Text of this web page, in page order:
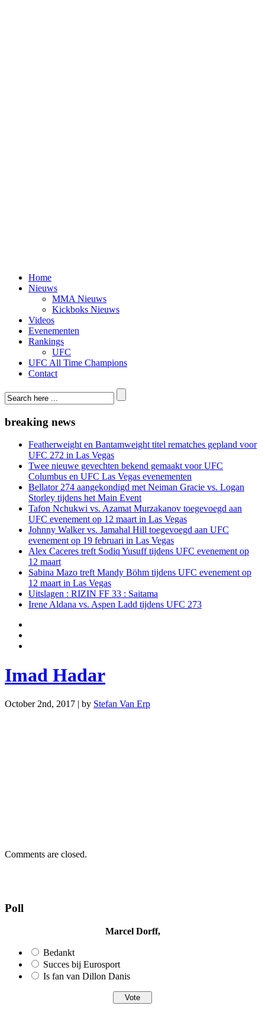
Home
Nieuws
MMA Nieuws
Kickboks Nieuws
Videos
Evenementen
Rankings
UFC
UFC All Time Champions
Contact
breaking news
Featherweight en Bantamweight titel rematches gepland voor
UFC 272 in Las Vegas
Twee nieuwe gevechten bekend gemaakt voor UFC
Columbus en UFC Las Vegas evenementen
Bellator 274 aangekondigd met Neiman Gracie vs. Logan
Storley tijdens het Main Event
Tafon Nchukwi vs. Azamat Murzakanov toegevoegd aan
UFC evenement op 12 maart in Las Vegas
Johnny Walker vs. Jamahal Hill toegevoegd aan UFC
evenement op 19 februari in Las Vegas
Alex Caceres treft Sodiq Yusuff tijdens UFC evenement op
12 maart
Sabina Mazo treft Mandy Böhm tijdens UFC evenement op
12 maart in Las Vegas
Uitslagen : RIZIN FF 33 : Saitama
Irene Aldana vs. Aspen Ladd tijdens UFC 273
Imad Hadar
October 2nd, 2017 | by Stefan Van Erp
Comments are closed.
Poll
Marcel Dorff,
Bedankt
Succes bij Eurosport
Is fan van Dillon Danis